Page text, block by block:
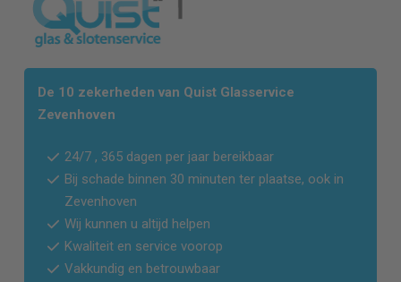
De 10 zekerheden van Quist Glasservice
Zevenhoven
24/7 , 365 dagen per jaar bereikbaar
Bij schade binnen 30 minuten ter plaatse, ook in
Zevenhoven
Wij kunnen u altijd helpen
Kwaliteit en service voorop
Vakkundig en betrouwbaar